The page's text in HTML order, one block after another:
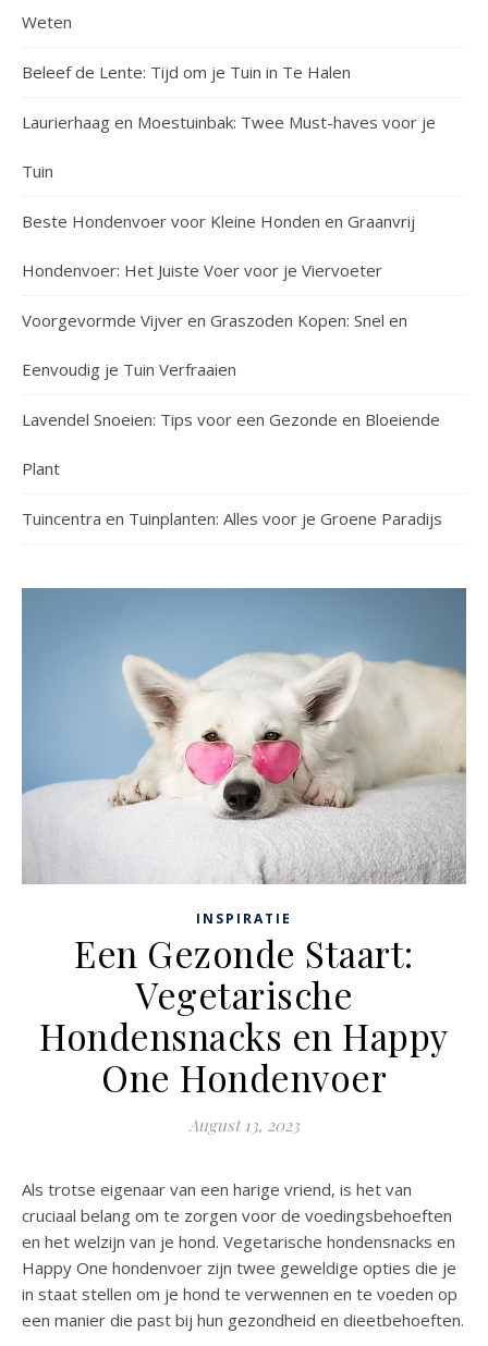
Weten
Beleef de Lente: Tijd om je Tuin in Te Halen
Laurierhaag en Moestuinbak: Twee Must-haves voor je
Tuin
Beste Hondenvoer voor Kleine Honden en Graanvrij
Hondenvoer: Het Juiste Voer voor je Viervoeter
Voorgevormde Vijver en Graszoden Kopen: Snel en
Eenvoudig je Tuin Verfraaien
Lavendel Snoeien: Tips voor een Gezonde en Bloeiende
Plant
Tuincentra en Tuinplanten: Alles voor je Groene Paradijs
INSPIRATIE
Een Gezonde Staart:
Vegetarische
Hondensnacks en Happy
One Hondenvoer
August 13, 2023
Als trotse eigenaar van een harige vriend, is het van
cruciaal belang om te zorgen voor de voedingsbehoeften
en het welzijn van je hond. Vegetarische hondensnacks en
Happy One hondenvoer zijn twee geweldige opties die je
in staat stellen om je hond te verwennen en te voeden op
een manier die past bij hun gezondheid en dieetbehoeften.